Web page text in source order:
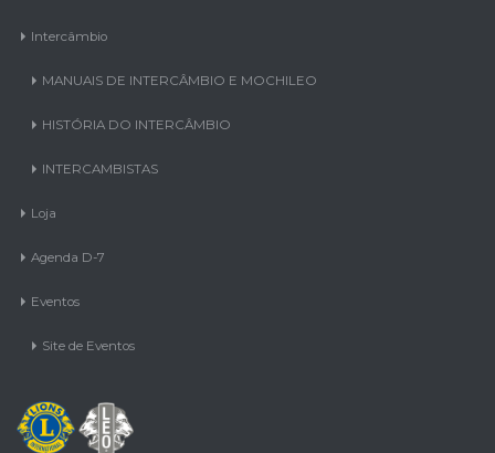
MANUAIS DE INTERCÂMBIO E MOCHILEO
HISTÓRIA DO INTERCÂMBIO
INTERCAMBISTAS
Loja
Agenda D-7
Eventos
Site de Eventos